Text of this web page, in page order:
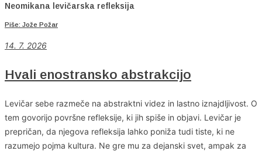
Neomikana levičarska refleksija
Piše: Jože Požar
14. 7. 2026
Hvali enostransko abstrakcijo
Levičar sebe razmeče na abstraktni videz in lastno iznajdljivost. O
tem govorijo površne refleksije, ki jih spiše in objavi. Levičar je
prepričan, da njegova refleksija lahko poniža tudi tiste, ki ne
razumejo pojma kultura. Ne gre mu za dejanski svet, ampak za